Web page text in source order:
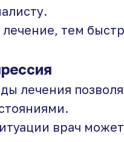
тем
лечения
врач